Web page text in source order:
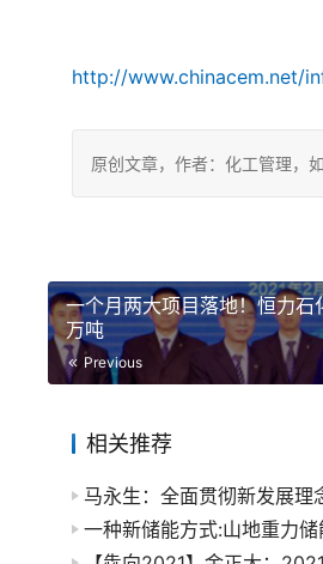
http://www.chinacem.net/
原创文章，作者：化工管理
一个月两大项目落地！恒力
万吨
Previous
相关推荐
一种新储能方式:山地重力储